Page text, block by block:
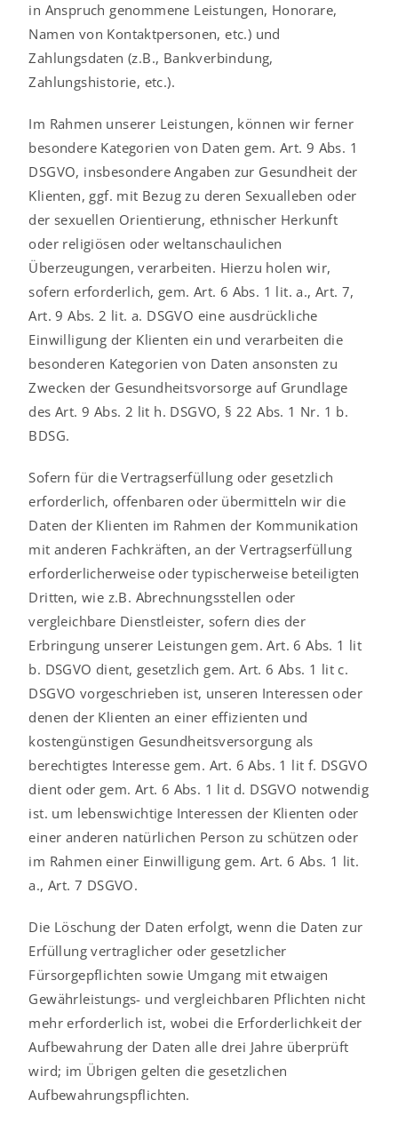
in Anspruch genommene Leistungen, Honorare,
Namen von Kontaktpersonen, etc.) und
Zahlungsdaten (z.B., Bankverbindung,
Zahlungshistorie, etc.).
Im Rahmen unserer Leistungen, können wir ferner
besondere Kategorien von Daten gem. Art. 9 Abs. 1
DSGVO, insbesondere Angaben zur Gesundheit der
Klienten, ggf. mit Bezug zu deren Sexualleben oder
der sexuellen Orientierung, ethnischer Herkunft
oder religiösen oder weltanschaulichen
Überzeugungen, verarbeiten. Hierzu holen wir,
sofern erforderlich, gem. Art. 6 Abs. 1 lit. a., Art. 7,
Art. 9 Abs. 2 lit. a. DSGVO eine ausdrückliche
Einwilligung der Klienten ein und verarbeiten die
besonderen Kategorien von Daten ansonsten zu
Zwecken der Gesundheitsvorsorge auf Grundlage
des Art. 9 Abs. 2 lit h. DSGVO, § 22 Abs. 1 Nr. 1 b.
BDSG.
Sofern für die Vertragserfüllung oder gesetzlich
erforderlich, offenbaren oder übermitteln wir die
Daten der Klienten im Rahmen der Kommunikation
mit anderen Fachkräften, an der Vertragserfüllung
erforderlicherweise oder typischerweise beteiligten
Dritten, wie z.B. Abrechnungsstellen oder
vergleichbare Dienstleister, sofern dies der
Erbringung unserer Leistungen gem. Art. 6 Abs. 1 lit
b. DSGVO dient, gesetzlich gem. Art. 6 Abs. 1 lit c.
DSGVO vorgeschrieben ist, unseren Interessen oder
denen der Klienten an einer effizienten und
kostengünstigen Gesundheitsversorgung als
berechtigtes Interesse gem. Art. 6 Abs. 1 lit f. DSGVO
dient oder gem. Art. 6 Abs. 1 lit d. DSGVO notwendig
ist. um lebenswichtige Interessen der Klienten oder
einer anderen natürlichen Person zu schützen oder
im Rahmen einer Einwilligung gem. Art. 6 Abs. 1 lit.
a., Art. 7 DSGVO.
Die Löschung der Daten erfolgt, wenn die Daten zur
Erfüllung vertraglicher oder gesetzlicher
Fürsorgepflichten sowie Umgang mit etwaigen
Gewährleistungs- und vergleichbaren Pflichten nicht
mehr erforderlich ist, wobei die Erforderlichkeit der
Aufbewahrung der Daten alle drei Jahre überprüft
wird; im Übrigen gelten die gesetzlichen
Aufbewahrungspflichten.